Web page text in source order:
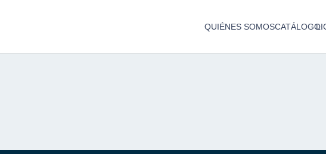
QUIÉNES SOMOSCATÁLOGO